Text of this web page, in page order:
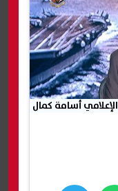
الإعلامي أسامة كمال